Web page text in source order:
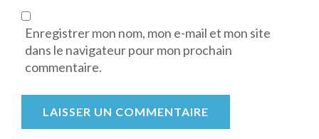
Enregistrer mon nom, mon e-mail et mon site
dans le navigateur pour mon prochain
commentaire.